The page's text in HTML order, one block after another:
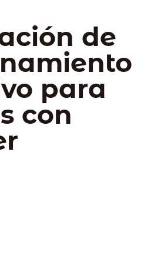
de
para
con